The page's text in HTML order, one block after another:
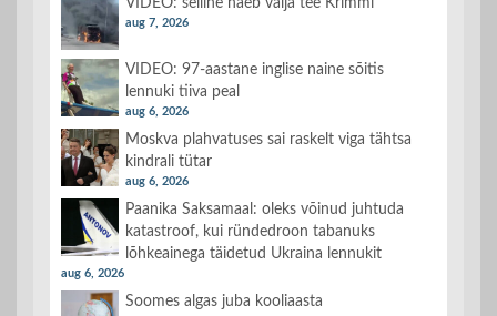
VIDEO: selline näeb välja tee Krimmi
aug 7, 2026
VIDEO: 97-aastane inglise naine sõitis
lennuki tiiva peal
aug 6, 2026
Moskva plahvatuses sai raskelt viga tähtsa
kindrali tütar
aug 6, 2026
Paanika Saksamaal: oleks võinud juhtuda
katastroof, kui ründedroon tabanuks
lõhkeainega täidetud Ukraina lennukit
aug 6, 2026
Soomes algas juba kooliaasta